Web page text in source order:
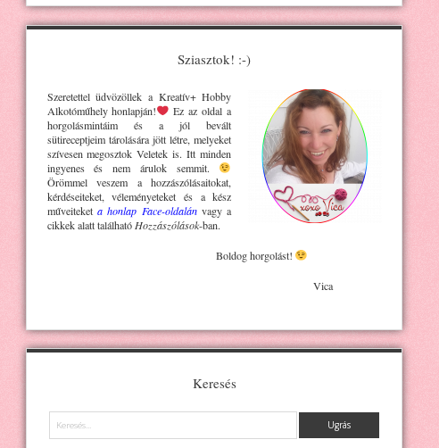
Sziasztok! :-)
Szeretettel üdvözöllek a Kreatív+ Hobby
Alkotóműhelyhonlapján!
Ez az oldal a
horgolásmintáim és a jól bevált
sütireceptjeim tárolására jött létre, melyeket
szívesen megosztok Veletek is. Itt minden
ingyenes és nem árulok semmit.
Örömmel veszem a hozzászólásaitokat,
kérdéseiteket, véleményeteket és a kész
műveiteket a honlap Face-oldalánvagy a
cikkek alatt található Hozzászólások-ban.
Boldog horgolást!
Vica
Keresés
Keresés